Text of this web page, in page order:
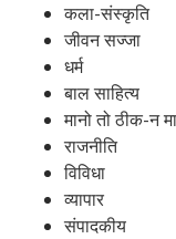
कला-संस्कृति
जीवन सज्जा
धर्म
बाल साहित्य
मानो तो ठीक-न
राजनीति
विविधा
व्यापार
संपादकीय